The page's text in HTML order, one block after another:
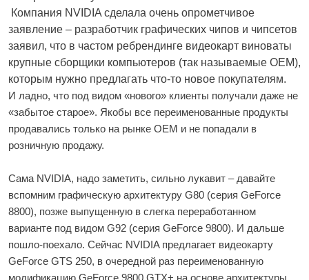
Компания NVIDIA сделала очень опрометчивое
заявление – разработчик графических чипов и чипсетов
заявил, что в частом ребрендинге видеокарт виноваты
крупные сборщики компьютеров (так называемые ОЕМ),
которым нужно предлагать что-то новое покупателям.
И ладно, что под видом «нового» клиенты получали даже не
«забытое старое». Якобы все переименованные продукты
продавались только на рынке ОЕМ и не попадали в
розничную продажу.
Сама NVIDIA, надо заметить, сильно лукавит – давайте
вспомним графическую архитектуру G80 (серия GeForce
8800), позже выпущенную в слегка переработанном
варианте под видом G92 (серия GeForce 9800). И дальше
пошло-поехало. Сейчас NVIDIA предлагает видеокарту
GeForce GTS 250, в очередной раз переименованную
модификацию GeForce 9800 GTX+ на основе архитектуры